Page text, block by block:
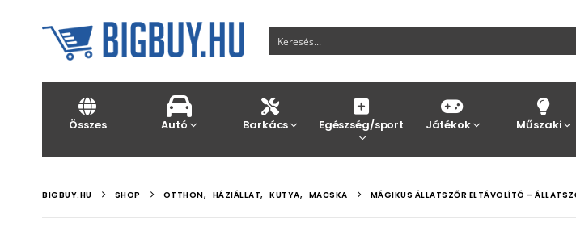
Összes Autó Barkács Egészség/sport Játékok Műszaki
BIGBUY.HU SHOP OTTHON, HÁZIÁLLAT, KUTYA, MACSKA MÁGIKUS ÁLLATSZŐR ELTÁVOLÍTÓ –